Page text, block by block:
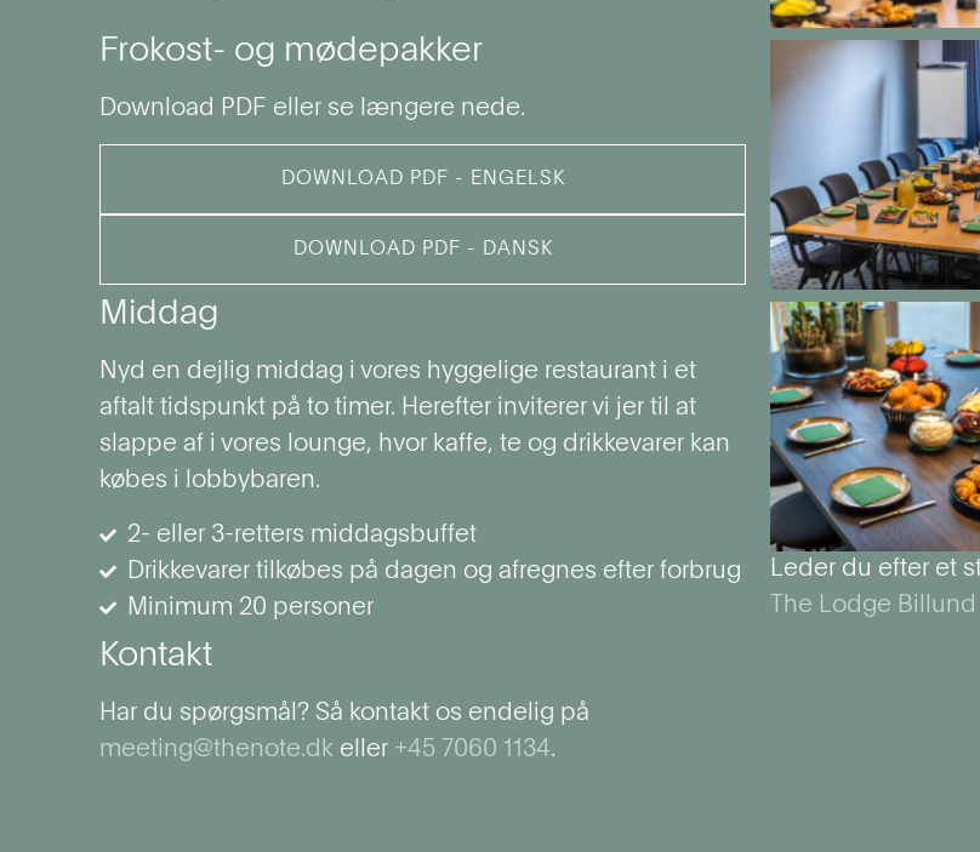
Frokost- og mødepakker
Download PDF eller se længere nede.
DOWNLOAD PDF - ENGELSK
DOWNLOAD PDF - DANSK
Middag
Nyd en dejlig middag i vores hyggelige restaurant i et
aftalt tidspunkt på to timer. Herefter inviterer vi jer til at
slappe af i vores lounge, hvor kaffe, te og drikkevarer kan
købes i lobbybaren.
2- eller 3-retters middagsbuffet
Drikkevarer tilkøbes på dagen og afregnes efter forbrug
Minimum 20 personer
Kontakt
Har du spørgsmål? Så kontakt os endelig på
meeting@thenote.dk eller +45 7060 1134.
Leder du efter et
The Lodge Billund